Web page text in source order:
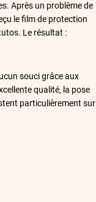
Après un problème de
le film de protection
Le résultat :
souci grâce aux
qualité, la pose
particulièrement sur
ne veut pas retirer 5
une autre affaire.